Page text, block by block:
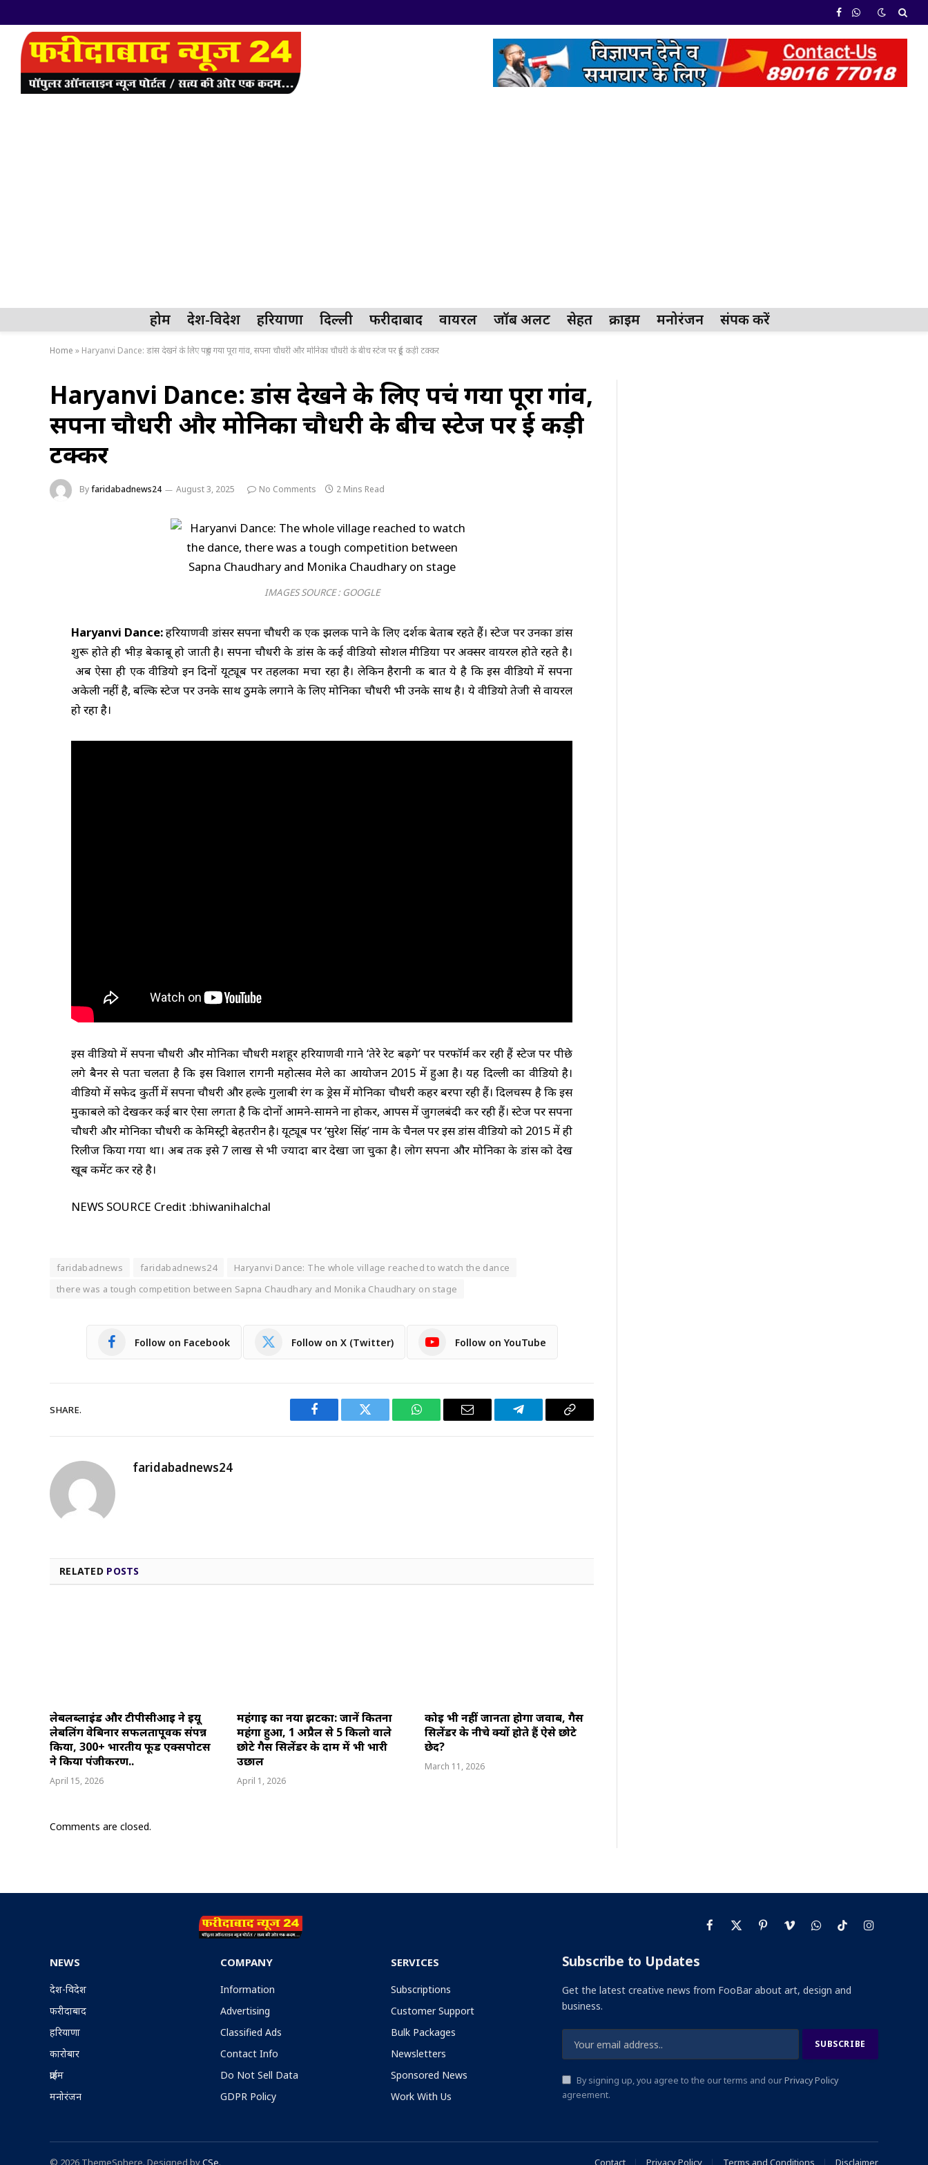
Facebook
WhatsApp
होम देश-विदेश हरियाणा दिल्ली फरीदाबाद वायरल जॉब अलर्ट सेहत क्राईम मनोरंजन संपर्क करें
Home » Haryanvi Dance: डांस देखने के लिए पहुंच गया पूरा गांव, सपना चौधरी और मोनिका चौधरी के बीच स्टेज पर हुई कड़ी टक्कर
Haryanvi Dance: डांस देखने के लिए पहुंच गया पूरा गांव,
सपना चौधरी और मोनिका चौधरी के बीच स्टेज पर हुई कड़ी
टक्कर
Byfaridabadnews24 August 3, 2025 No Comments 2 Mins Read
IMAGES SOURCE : GOOGLE
Haryanvi Dance:हरियाणवी डांसर सपना चौधरी की एक झलक पाने के लिए दर्शक बेताब रहते हैं। स्टेज पर उनका डांस
शुरू होते ही भीड़ बेकाबू हो जाती है। सपना चौधरी के डांस के कई वीडियो सोशल मीडिया पर अक्सर वायरल होते रहते है।
अब ऐसा ही एक वीडियो इन दिनों यूट्यूब पर तहलका मचा रहा है। लेकिन हैरानी की बात ये है कि इस वीडियो में सपना
अकेली नहीं है, बल्कि स्टेज पर उनके साथ ठुमके लगाने के लिए मोनिका चौधरी भी उनके साथ है। ये वीडियो तेजी से वायरल
हो रहा है।
इस वीडियो में सपना चौधरी और मोनिका चौधरी मशहूर हरियाणवी गाने ‘तेरे रेट बढ़गे’ पर परफॉर्म कर रही हैं स्‍टेज पर पीछे
लगे बैनर से पता चलता है कि इस विशाल रागनी महोत्‍सव मेले का आयोजन 2015 में हुआ है। यह दिल्‍ली का वीडियो है।
वीडियो में सफेद कुर्ती में सपना चौधरी और हल्‍के गुलाबी रंग की ड्रेस में मोनिका चौधरी कहर बरपा रही हैं। दिलचस्‍प है कि इस
मुकाबले को देखकर कई बार ऐसा लगता है कि दोनों आमने-सामने ना होकर, आपस में जुगलबंदी कर रही हैं। स्‍टेज पर सपना
चौधरी और मोनिका चौधरी की केमिस्‍ट्री बेहतरीन है।यूट्यूब पर ‘सुरेश सिंह’ नाम के चैनल पर इस डांस वीडियो को 2015 में ही
रिलीज किया गया था। अब तक इसे 7 लाख से भी ज्यादा बार देखा जा चुका है। लोग सपना और मोनिका के डांस को देख
खूब कमेंट कर रहे है।
NEWS SOURCE Credit :bhiwanihalchal
faridabadnews faridabadnews24
Haryanvi Dance: The whole village reached to watch the dance
there was a tough competition between Sapna Chaudhary and Monika Chaudhary on stage
Follow on Facebook Follow on X (Twitter) Follow on YouTube
SHARE.
Facebook Twitter WhatsAppEmail Telegram Copy
faridabadnews24
RELATED POSTS
लेबलब्लाइंड और टीपीसीआई ने ईयू
लेबलिंग वेबिनार सफलतापूर्वक संपन्न
किया, 300+ भारतीय फूड एक्सपोर्टर्स
ने किया पंजीकरण..
April 15, 2026
महंगाई का नया झटका: जानें कितना
महंगा हुआ, 1 अप्रैल से 5 किलो वाले
छोटे गैस सिलेंडर के दाम में भी भारी
उछाल
April 1, 2026
कोई भी नहीं जानता होगा जवाब, गैस
सिलेंडर के नीचे क्यों होते हैं ऐसे छोटे
छेद?
March 11, 2026
Comments are closed.
Facebook
X
PinterestVimeoWhatsAppTikTokInstagram
NEWS
देश-विदेश
फरीदाबाद
हरियाणा
कारोबार
क्राईम
मनोरंजन
COMPANY
Information
Advertising
Classified Ads
Contact Info
Do Not Sell Data
GDPR Policy
SERVICES
Subscriptions
Customer Support
Bulk Packages
Newsletters
Sponsored News
Work With Us
Subscribe to Updates
Get the latest creative news from FooBar about art, design and
business.
By signing up, you agree to the our terms and ourPrivacy Policy
agreement.
© 2026 ThemeSphere. Designed byCSe. Contact Privacy Policy Terms and Conditions Disclaimer